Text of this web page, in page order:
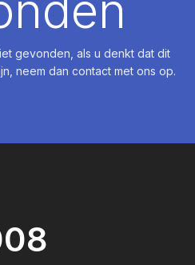
gevonden, als u denkt dat dit
neem dan contact met ons op.